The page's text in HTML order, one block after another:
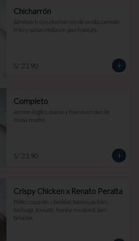
Chicharrón
Sándwich con chicharrón de cerdo, camote
frito y salsa criolla en pan francés.
S/ 23.90
Completo
Jamón inglés, queso y huevo en pan de
masa madre.
S/ 23.90
Crispy Chicken x Renato Peralta
Pollo crocante, cheddar, tocino, pickles,
lechuga, tomate, honey mustard, pan
brioche.